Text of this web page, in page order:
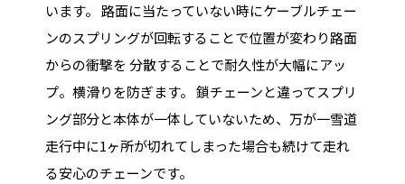
います。 路面に当たっていない時にケーブルチェー
ンのスプリングが回転することで位置が変わり路面
からの衝撃を 分散することで耐久性が大幅にアッ
プ。横滑りを防ぎます。 鎖チェーンと違ってスプリ
ング部分と本体が一体していないため、万が一雪道
走行中に1ヶ所が切れてしまった場合も続けて走れ
る安心のチェーンです。